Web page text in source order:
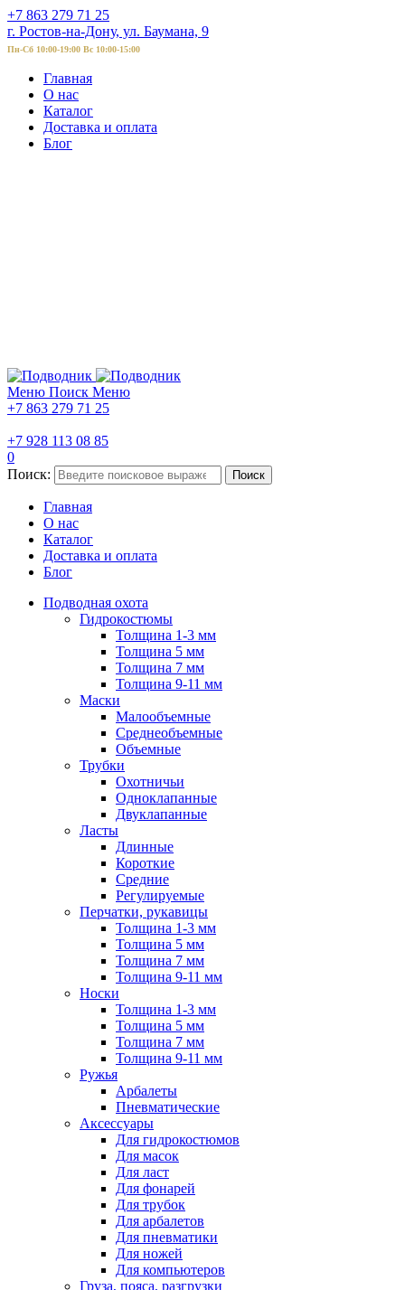
+7 863 279 71 25
г. Ростов-на-Дону, ул. Баумана, 9
Пн-Сб 10:00-19:00 Вс 10:00-15:00
Главная
О нас
Каталог
Доставка и оплата
Блог
Меню Поиск Меню
+7 863 279 71 25
+7 928 113 08 85
0
Поиск:
Поиск
Главная
О нас
Каталог
Доставка и оплата
Блог
Подводная охота
Гидрокостюмы
Толщина 1-3 мм
Толщина 5 мм
Толщина 7 мм
Толщина 9-11 мм
Маски
Малообъемные
Среднеобъемные
Объемные
Трубки
Охотничьи
Одноклапанные
Двуклапанные
Ласты
Длинные
Короткие
Средние
Регулируемые
Перчатки, рукавицы
Толщина 1-3 мм
Толщина 5 мм
Толщина 7 мм
Толщина 9-11 мм
Носки
Толщина 1-3 мм
Толщина 5 мм
Толщина 7 мм
Толщина 9-11 мм
Ружья
Арбалеты
Пневматические
Аксессуары
Для гидрокостюмов
Для масок
Для ласт
Для фонарей
Для трубок
Для арбалетов
Для пневматики
Для ножей
Для компьютеров
Груза, пояса, разгрузки